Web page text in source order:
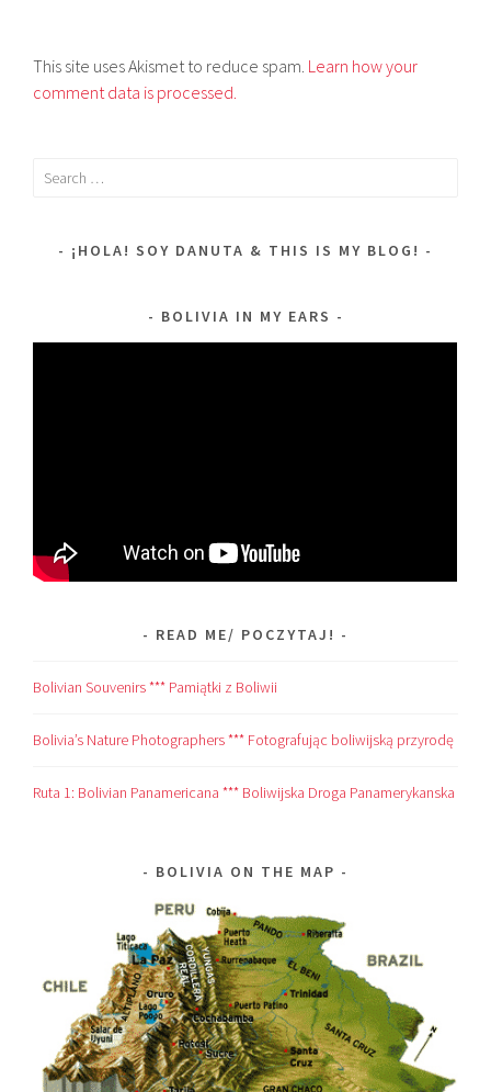
This site uses Akismet to reduce spam. Learn how your
comment data is processed.
Search
¡HOLA! SOY DANUTA & THIS IS MY BLOG!
BOLIVIA IN MY EARS
READ ME/ POCZYTAJ!
Bolivian Souvenirs *** Pamiątki z Boliwii
Bolivia’s Nature Photographers *** Fotografując boliwijską przyrodę
Ruta 1: Bolivian Panamericana *** Boliwijska Droga Panamerykanska
BOLIVIA ON THE MAP